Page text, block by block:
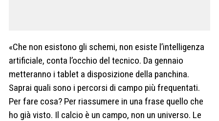
«Che non esistono gli schemi, non esiste l’intelligenza
artificiale, conta l’occhio del tecnico. Da gennaio
metteranno i tablet a disposizione della panchina.
Saprai quali sono i percorsi di campo più frequentati.
Per fare cosa? Per riassumere in una frase quello che
ho già visto. Il calcio è un campo, non un universo. Le